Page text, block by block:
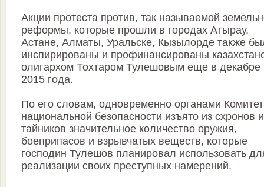
Акции протеста против, так называемой
реформы, которые прошли в городах Атырау,
Астане, Алматы, Уральске, Кызылорде также
инспирированы и профинансированы
олигархом Тохтаром Тулешовым еще в декабре
2015 года.
По его словам, одновременно органами
национальной безопасности изъято из схронов и
тайников значительное количество оружия,
боеприпасов и взрывчатых веществ, которые
господин Тулешов планировал использовать
реализации своих преступных намерений.